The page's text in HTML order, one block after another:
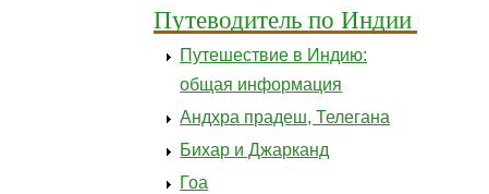
Путеводитель по Индии
Путешествие в Индию:
общая информация
Андхра прадеш, Телегана
Бихар и Джарканд
Гоа